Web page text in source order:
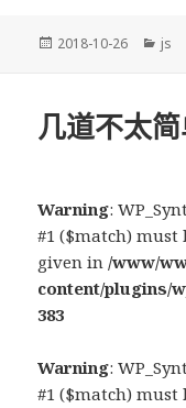
发
2018-10-26
分
js
几道不太
Warning:
#1 ($match) must
given in/www/
content/plugins/
383
Warning:
#1 ($match) must